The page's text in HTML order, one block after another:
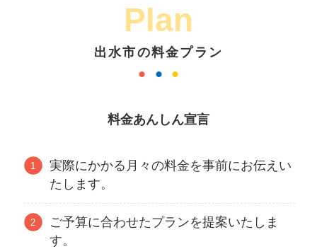
Plan
出水市の料金プラン
料金あんしん宣言
実際にかかる月々の料金を事前にお伝えい
たします。
ご予算に合わせたプランを提案いたしま
す。